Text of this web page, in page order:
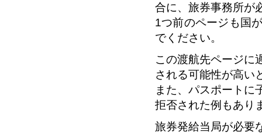
合に、旅券事務所が
1つ前のページも国
でください。
この渡航先ページに
される可能性が高い
また、パスポートに
拒否された例もあり
旅券発給当局が必要